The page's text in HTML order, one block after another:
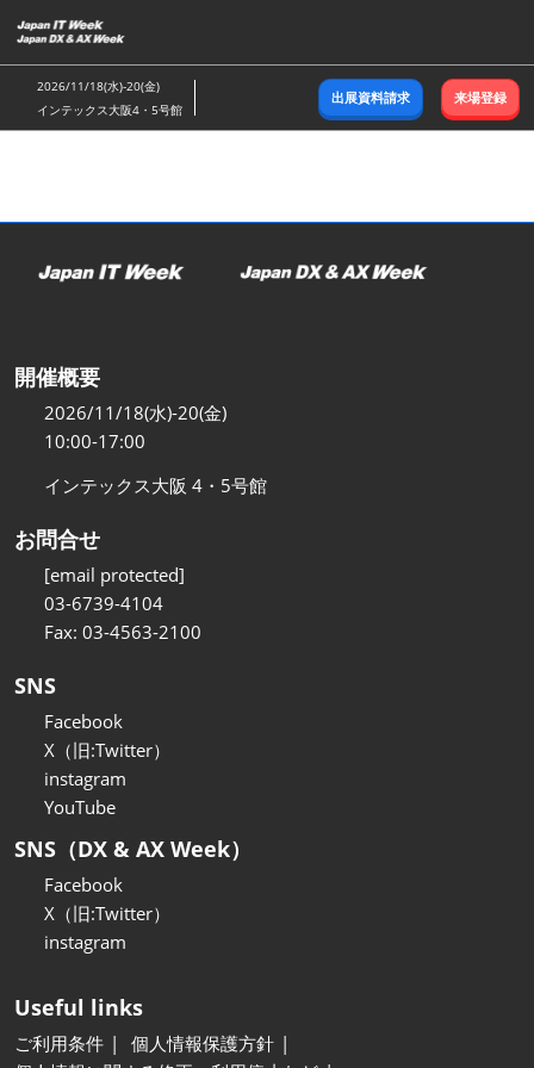
キ
ッ
し
む
2026/11/18(水)-20(金)
インテックス大阪4・5号館
出展資料請求 来場登録
開催概要
2026/11/18(水)-20(金)
10:00-17:00
インテックス大阪 4・5号館
お問合せ
[email protected]
03-6739-4104
Fax: 03-4563-2100
SNS
Facebook
X（旧:Twitter）
instagram
YouTube
SNS（DX & AX Week）
Facebook
X（旧:Twitter）
instagram
Useful links
ご利用条件
個人情報保護方針